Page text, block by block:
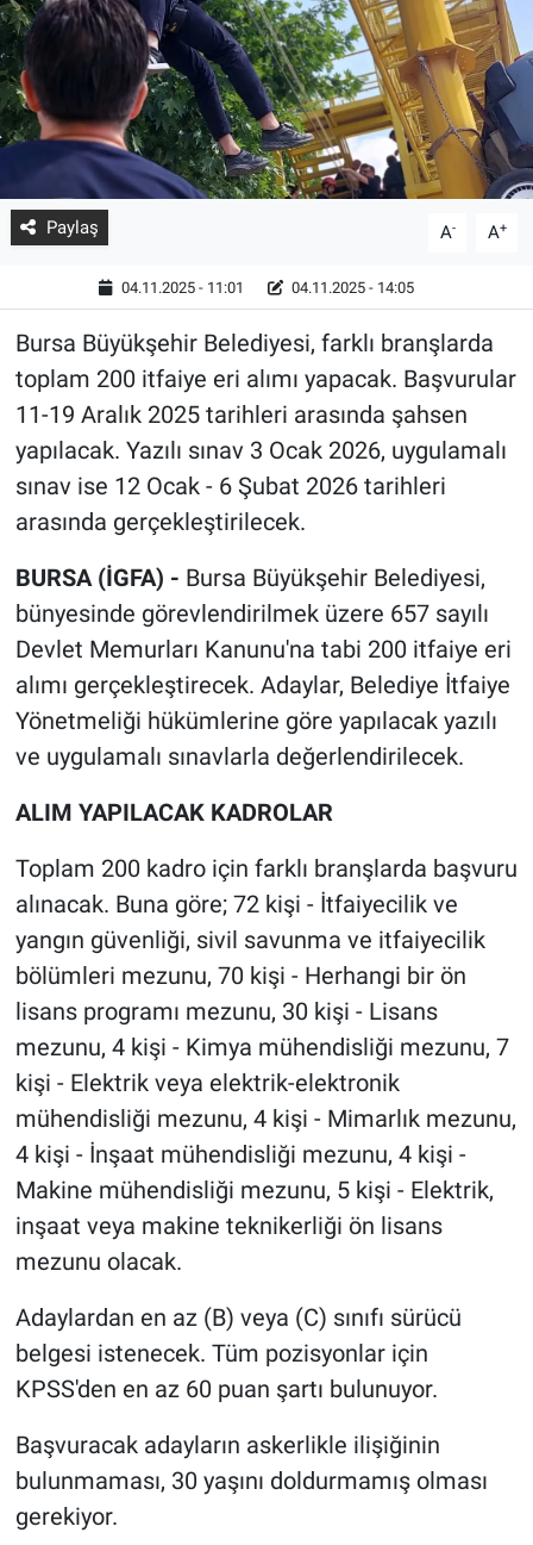
Paylaş A- A+
04.11.2025 - 11:01 04.11.2025 - 14:05
Bursa Büyükşehir Belediyesi, farklı branşlarda
toplam 200 itfaiye eri alımı yapacak. Başvurular
11-19 Aralık 2025 tarihleri arasında şahsen
yapılacak. Yazılı sınav 3 Ocak 2026, uygulamalı
sınav ise 12 Ocak - 6 Şubat 2026 tarihleri
arasında gerçekleştirilecek.
BURSA (İGFA) - Bursa Büyükşehir Belediyesi,
bünyesinde görevlendirilmek üzere 657 sayılı
Devlet Memurları Kanunu'na tabi 200 itfaiye eri
alımı gerçekleştirecek. Adaylar, Belediye İtfaiye
Yönetmeliği hükümlerine göre yapılacak yazılı
ve uygulamalı sınavlarla değerlendirilecek.
ALIM YAPILACAK KADROLAR
Toplam 200 kadro için farklı branşlarda başvuru
alınacak. Buna göre; 72 kişi - İtfaiyecilik ve
yangın güvenliği, sivil savunma ve itfaiyecilik
bölümleri mezunu, 70 kişi - Herhangi bir ön
lisans programı mezunu, 30 kişi - Lisans
mezunu, 4 kişi - Kimya mühendisliği mezunu, 7
kişi - Elektrik veya elektrik-elektronik
mühendisliği mezunu, 4 kişi - Mimarlık mezunu,
4 kişi - İnşaat mühendisliği mezunu, 4 kişi -
Makine mühendisliği mezunu, 5 kişi - Elektrik,
inşaat veya makine teknikerliği ön lisans
mezunu olacak.
Adaylardan en az (B) veya (C) sınıfı sürücü
belgesi istenecek. Tüm pozisyonlar için
KPSS'den en az 60 puan şartı bulunuyor.
Başvuracak adayların askerlikle ilişiğinin
bulunmaması, 30 yaşını doldurmamış olması
gerekiyor.